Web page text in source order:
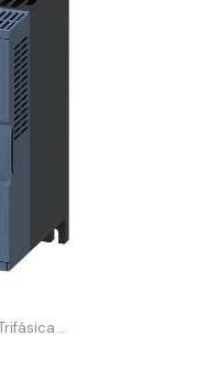
Chave Partida Suave Trifásica 200-480V 32A 110-220V 3RW52161AC14 Siemens 1025958